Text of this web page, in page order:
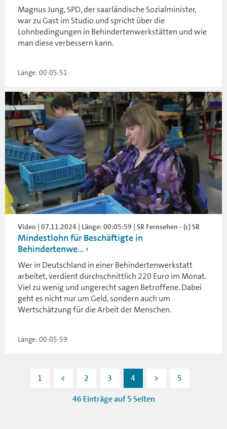
Magnus Jung, SPD, der saarländische Sozialminister,
war zu Gast im Studio und spricht über die
Lohnbedingungen in Behindertenwerkstätten und wie
man diese verbessern kann.
Länge: 00:05:51
Video | 07.11.2024 | Länge: 00:05:59 | SR Fernsehen - (c) SR
Mindestlohn für Beschäftigte in
Behindertenwe...
Wer in Deutschland in einer Behindertenwerkstatt
arbeitet, verdient durchschnittlich 220 Euro im Monat.
Viel zu wenig und ungerecht sagen Betroffene. Dabei
geht es nicht nur um Geld, sondern auch um
Wertschätzung für die Arbeit der Menschen.
Länge: 00:05:59
1 < 2 3 4 > 5
46 Einträge auf 5 Seiten